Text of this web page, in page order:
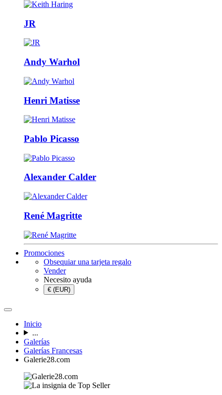
JR
Andy Warhol
Henri Matisse
Pablo Picasso
Alexander Calder
René Magritte
Promociones
Obsequiar una tarjeta regalo
Vender
Necesito ayuda
€ (EUR)
Inicio
...
Galerías
Galerías Francesas
Galerie28.com